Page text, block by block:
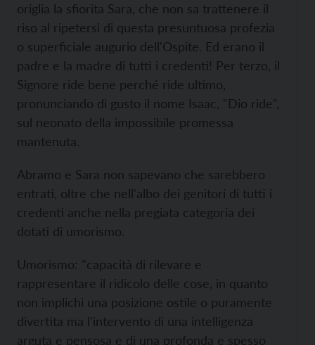
origlia la sfiorita Sara, che non sa trattenere il
riso al ripetersi di questa presuntuosa profezia
o superficiale augurio dell'Ospite. Ed erano il
padre e la madre di tutti i credenti! Per terzo, il
Signore ride bene perché ride ultimo,
pronunciando di gusto il nome Isaac, "Dio ride",
sul neonato della impossibile promessa
mantenuta.
Abramo e Sara non sapevano che sarebbero
entrati, oltre che nell'albo dei genitori di tutti i
credenti anche nella pregiata categoria dei
dotati di umorismo.
Umorismo: "capacità di rilevare e
rappresentare il ridicolo delle cose, in quanto
non implichi una posizione ostile o puramente
divertita ma l'intervento di una intelligenza
arguta e pensosa e di una profonda e spesso